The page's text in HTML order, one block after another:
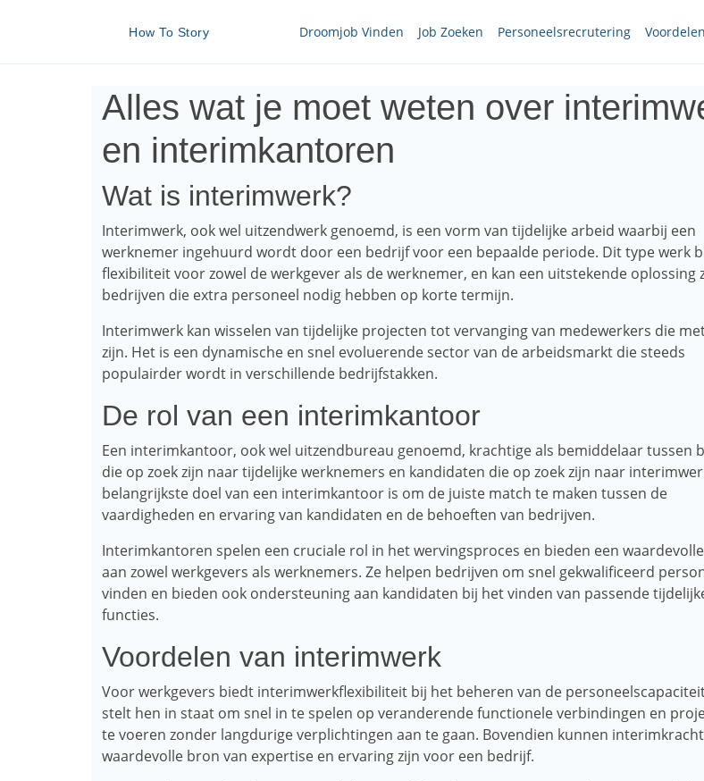
How To Story Droomjob Vinden Job Zoeken Personeelsrecrutering
Alles wat je moet weten over
en interimkantoren
Wat is interimwerk?
Interimwerk, ook wel uitzendwerk genoemd, is een vorm van tijdelijke arbeid waarbij een
werknemer ingehuurd wordt door een bedrijf voor een bepaalde periode. Dit type werk
flexibiliteit voor zowel de werkgever als de werknemer, en kan een uitstekende oplossing
bedrijven die extra personeel nodig hebben op korte termijn.
Interimwerk kan wisselen van tijdelijke projecten tot vervanging van medewerkers die
zijn. Het is een dynamische en snel evoluerende sector van de arbeidsmarkt die steeds
populairder wordt in verschillende bedrijfstakken.
De rol van een interimkantoor
Een interimkantoor, ook wel uitzendbureau genoemd, krachtige als bemiddelaar tussen
die op zoek zijn naar tijdelijke werknemers en kandidaten die op zoek zijn naar
belangrijkste doel van een interimkantoor is om de juiste match te maken tussen de
vaardigheden en ervaring van kandidaten en de behoeften van bedrijven.
Interimkantoren spelen een cruciale rol in het wervingsproces en bieden een
aan zowel werkgevers als werknemers. Ze helpen bedrijven om snel gekwalificeerd
vinden en bieden ook ondersteuning aan kandidaten bij het vinden van passende
functies.
Voordelen van interimwerk
Voor werkgevers biedt interimwerkflexibiliteit bij het beheren van de
stelt hen in staat om snel in te spelen op veranderende functionele verbindingen en
te voeren zonder langdurige verplichtingen aan te gaan. Bovendien kunnen
waardevolle bron van expertise en ervaring zijn voor een bedrijf.